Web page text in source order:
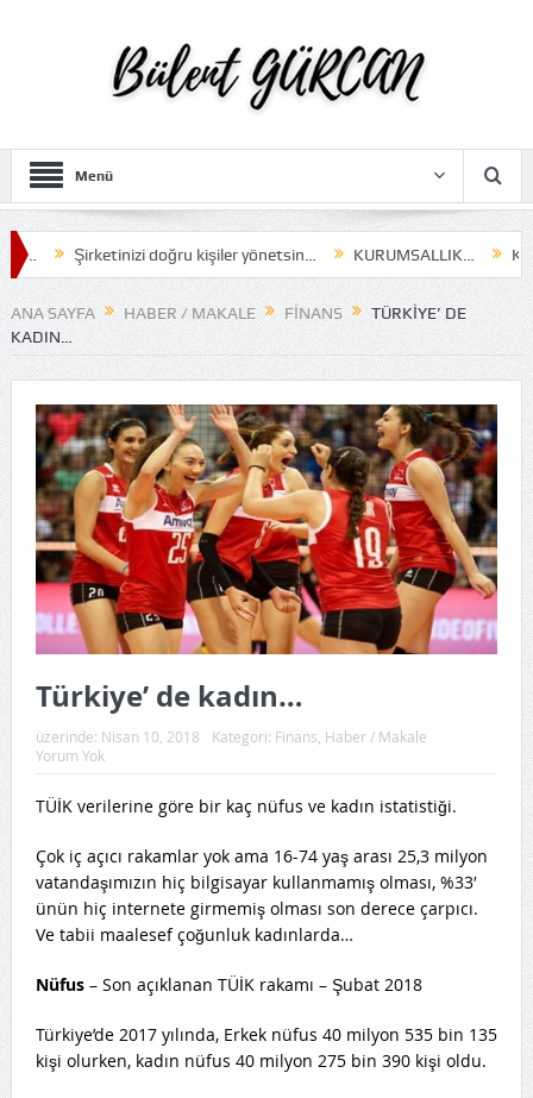
Menü
Şirketinizi doğru kişiler yönetsin… KURUMSALLIK… Karar
ANA SAYFA HABER / MAKALE FINANS
TÜRKIYE’ DE
KADIN…
Türkiye’ de kadın…
üzerinde: Nisan 10, 2018 Kategori: Finans Haber / Makale
Yorum Yok
TÜİK verilerine göre bir kaç nüfus ve kadın istatistiği.
Çok iç açıcı rakamlar yok ama 16-74 yaş arası 25,3 milyon
vatandaşımızın hiç bilgisayar kullanmamış olması, %33′
ünün hiç internete girmemiş olması son derece çarpıcı.
Ve tabii maalesef çoğunluk kadınlarda…
Nüfus – Son açıklanan TÜİK rakamı – Şubat 2018
Türkiye’de 2017 yılında, Erkek nüfus 40 milyon 535 bin 135
kişi olurken, kadın nüfus 40 milyon 275 bin 390 kişi oldu.